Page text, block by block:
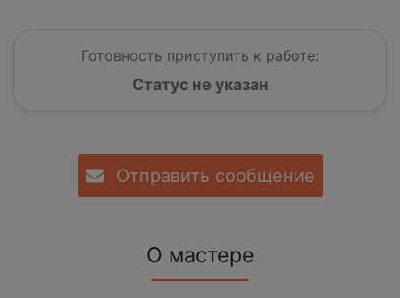
Готовность приступить к работе:
Статус не указан
Отправить сообщение
О мастере